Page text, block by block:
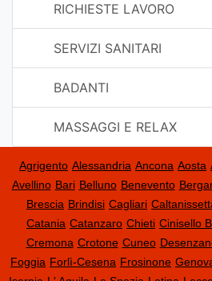
RICHIESTE LAVORO
SERVIZI SANITARI
BADANTI
MASSAGGI E RELAX
Agrigento Alessandria Ancona Aosta
Avellino Bari Belluno Benevento
Brescia Brindisi Cagliari
Catania Catanzaro Chieti Cinisello
Cremona Crotone Cuneo
Foggia Forlì-Cesena Frosinone